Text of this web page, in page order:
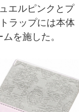
エルピンクとプ
ラップには本体
を施した。